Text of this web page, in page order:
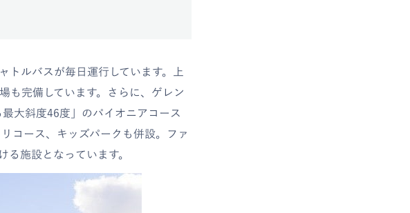
トルバスが毎日運行しています。上
も完備しています。さらに、ゲレン
大斜度46度」のパイオニアコース
コース、キッズパークも併設。ファ
る施設となっています。